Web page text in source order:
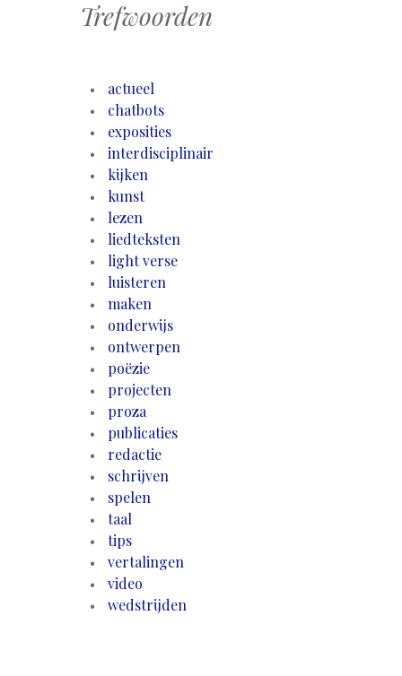
Trefwoorden
actueel
chatbots
exposities
interdisciplinair
kijken
kunst
lezen
liedteksten
light verse
luisteren
maken
onderwijs
ontwerpen
poëzie
projecten
proza
publicaties
redactie
schrijven
spelen
taal
tips
vertalingen
video
wedstrijden